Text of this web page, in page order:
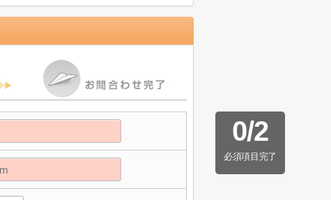
0/2
必須項目完了